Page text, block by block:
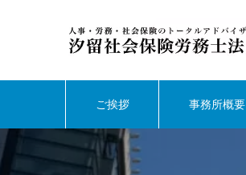
ご挨拶 事務所概要